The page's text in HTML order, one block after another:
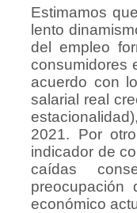
Estimamos
lento
del empleo
consumidores
acuerdo con
salarial real
2021. Por
indicador de
caídas
preocupación
económico